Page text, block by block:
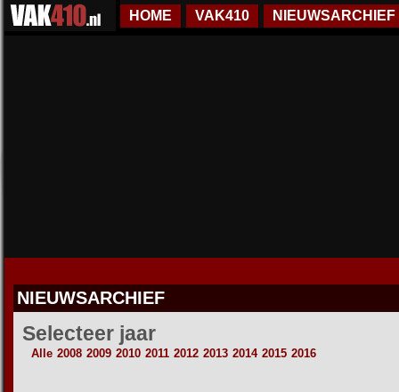
HOME VAK410 NIEUWSARCHIEF
NIEUWSARCHIEF
Selecteer jaar
Alle 2008 2009 2010 2011 2012 2013 2014 2015 2016